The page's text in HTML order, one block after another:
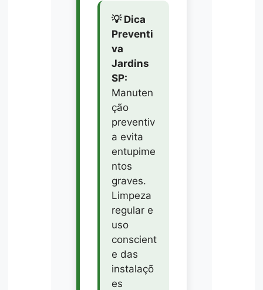
💡 Dica
Preventi
va
Jardins
SP:
Manuten
ção
preventiv
a evita
entupime
ntos
graves.
Limpeza
regular e
uso
conscient
e das
instalaçõ
es